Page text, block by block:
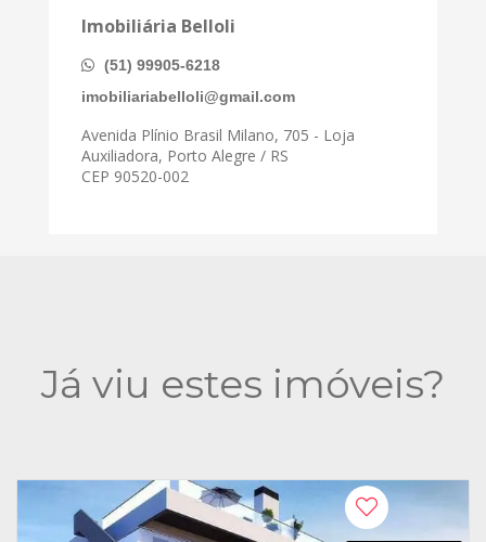
Imobiliária Belloli
(51) 99905-6218
imobiliariabelloli@gmail.com
Avenida Plínio Brasil Milano, 705 - Loja
Auxiliadora, Porto Alegre / RS
CEP 90520-002
Já viu estes imóveis?